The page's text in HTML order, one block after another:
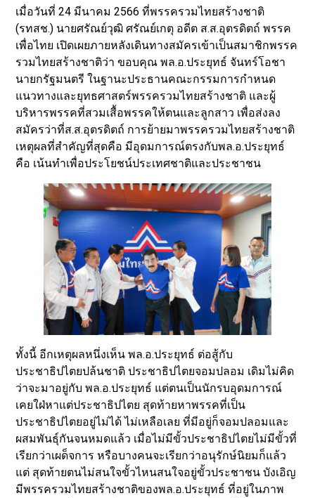
เมื่อวันที่ 24 มีนาคม 2566 ที่พรรครวมไทยสร้างชาติ
(รทสช.) นายศรัณย์วุฒิ ศรัณย์เกตุ อดีต ส.ส.อุตรดิตถ์ พรรค
เพื่อไทย เปิดเผยภายหลังเดินทางสมัครเข้าเป็นสมาชิกพรรค
รวมไทยสร้างชาติว่า ขอบคุณ พล.อ.ประยุทธ์ จันทร์โอชา
นายกรัฐมนตรี ในฐานะประธานคณะกรรมการกำหนด
แนวทางและยุทธศาสตร์พรรครวมไทยสร้างชาติ และผู้
บริหารพรรคที่สวมเสื้อพรรคให้ตนและลูกสาว เพื่อส่งลง
สมัครว่าที่ส.ส.อุตรดิตถ์ การย้ายมาพรรครวมไทยสร้างชาติ
เหตุผลที่สำคัญที่สุดคือ มีอุดมการณ์ตรงกับพล.อ.ประยุทธ์
คือ เน้นทำเพื่อประโยชน์ประเทศชาติและประชาชน
ทั้งนี้ อีกเหตุผลหนึ่งเห็น พล.อ.ประยุทธ์ ต่อสู้กับ
ประชาธิปไตยปล้นชาติ ประชาธิปไตยจอมปลอม เดิมไม่คิด
ว่าจะมาอยู่กับ พล.อ.ประยุทธ์ แต่ตนเป็นนักรบอุดมการณ์
เคยใฝ่หาแต่ประชาธิปไตย สุดท้ายหาพรรคที่เป็น
ประชาธิปไตยอยู่ไม่ได้ ไม่เหลือเลย ที่มีอยู่ก็จอมปลอมและ
ผสมพันธุ์กันจนหมดแล้ว เมื่อไม่มีขั้วประชาธิปไตยไม่มีขั้วที่
เรียกว่าเผด็จการ หรือบางคนจะเรียกว่าอนุรักษ์นิยมก็แล้ว
แต่ สุดท้ายตนไม่สนใจขั้วไหนสนใจอยู่ขั้วประชาชน บังเอิญ
มีพรรครวมไทยสร้างชาติของพล.อ.ประยุทธ์ ที่อยู่ในภาพ